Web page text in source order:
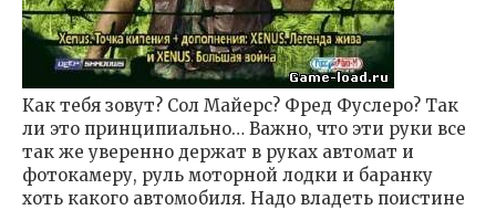
Как тебя зовут? Сол Майерс? Фред Фуслеро? Так
ли это принципиально… Важно, что эти руки все
так же уверенно держат в руках автомат и
фотокамеру, руль моторной лодки и баранку
хоть какого автомобиля. Надо владеть поистине